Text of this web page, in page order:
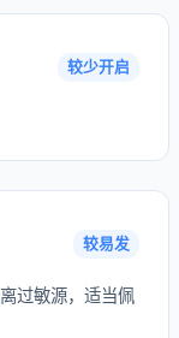
较少开启
较易发
过敏源，适当佩